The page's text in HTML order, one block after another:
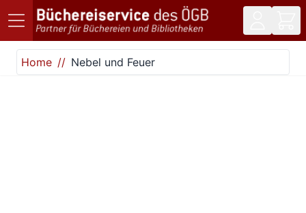
Direkt zum Inhalt
Home
Nebel und Feuer